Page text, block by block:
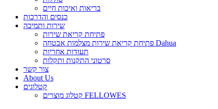
בריאות ואיכות חיים
כנסים והדרכות
שירות ותמיכה
פתיחת קריאת שירות
פתיחת קריאת שירות מצלמות אבטחה Dahua
תעודות אחריות
סרטוני התקנות ותקלות
צור קשר
About Us
קטלוגים
קטלוג מוצרים FELLOWES